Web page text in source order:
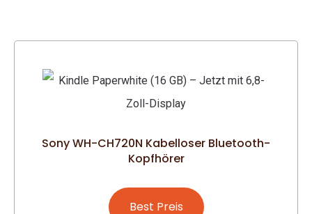
Sony WH-CH720N Kabelloser Bluetooth-
Kopfhörer
Best Preis